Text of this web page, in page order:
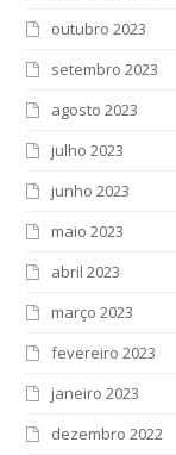
outubro 2023
setembro 2023
agosto 2023
julho 2023
junho 2023
maio 2023
abril 2023
março 2023
fevereiro 2023
janeiro 2023
dezembro 2022